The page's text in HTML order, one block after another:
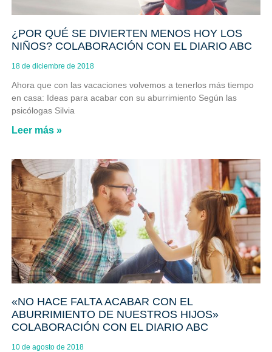
¿POR QUÉ SE DIVIERTEN MENOS HOY LOS
NIÑOS? COLABORACIÓN CON EL DIARIO ABC
18 de diciembre de 2018
Ahora que con las vacaciones volvemos a tenerlos más tiempo
en casa: Ideas para acabar con su aburrimiento Según las
psicólogas Silvia
Leer más »
«NO HACE FALTA ACABAR CON EL
ABURRIMIENTO DE NUESTROS HIJOS»
COLABORACIÓN CON EL DIARIO ABC
10 de agosto de 2018